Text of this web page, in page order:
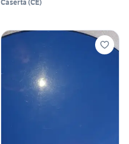
Caserta (CE)